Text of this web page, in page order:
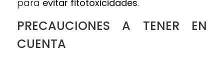
para evitar fitotoxicidades.
PRECAUCIONES A TENER EN
CUENTA